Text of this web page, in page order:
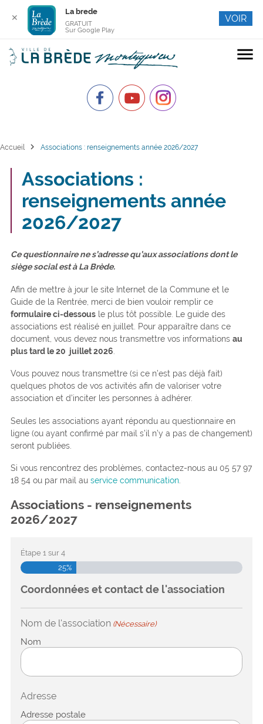
menu
Accueil chevron_right Associations : renseignements année 2026/2027
Associations :
renseignements année
2026/2027
Ce questionnaire ne s’adresse qu’aux associations dont le
siège social est à La Brède.
Afin de mettre à jour le site Internet de la Commune et le
Guide de la Rentrée, merci de bien vouloir remplir ce
formulaire ci-dessousle plus tôt possible. Le guide des
associations est réalisé en juillet. Pour apparaître dans ce
document, vous devez nous transmettre vos informations au
plus tard le 20 juillet 2026
Vous pouvez nous transmettre (si ce n’est pas déjà fait)
quelques photos de vos activités afin de valoriser votre
association et d’inciter les personnes à adhérer.
Seules les associations ayant répondu au questionnaire en
ligne (ou ayant confirmé par mail s’il n’y a pas de changement)
seront publiées.
Si vous rencontrez des problèmes, contactez-nous au 05 57 97
18 54 ou par mail au service communication.
Associations - renseignements
2026/2027
Étape1 sur4
25%
Coordonnées et contact de l'association
Nom de l'association (Nécessaire)
Nom
Adresse
Adresse postale
✕
La brede
GRATUIT
Sur Google Play
VOIR